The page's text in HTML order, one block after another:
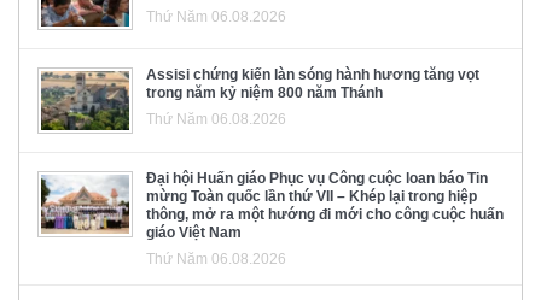
Thứ Năm 06.08.2026
Assisi chứng kiến làn sóng hành hương tăng vọt
trong năm kỷ niệm 800 năm Thánh
Thứ Năm 06.08.2026
Đại hội Huấn giáo Phục vụ Công cuộc loan báo Tin
mừng Toàn quốc lần thứ VII – Khép lại trong hiệp
thông, mở ra một hướng đi mới cho công cuộc huấn
giáo Việt Nam
Thứ Năm 06.08.2026